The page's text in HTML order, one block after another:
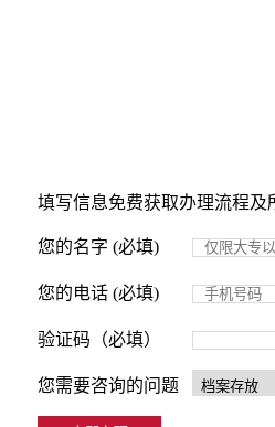
填写信息免费获取办理流程及
您的名字 (必填)
您的电话 (必填)
验证码（必填）
您需要咨询的问题